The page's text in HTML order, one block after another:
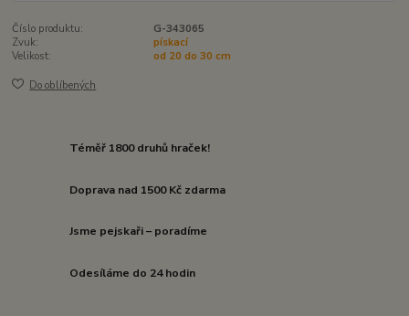
Číslo produktu:
G-343065
Zvuk:
pískací
Velikost:
od 20 do 30 cm
Do oblíbených
Téměř 1800 druhů hraček!
Doprava nad 1500 Kč zdarma
Jsme pejskaři – poradíme
Odesíláme do 24 hodin